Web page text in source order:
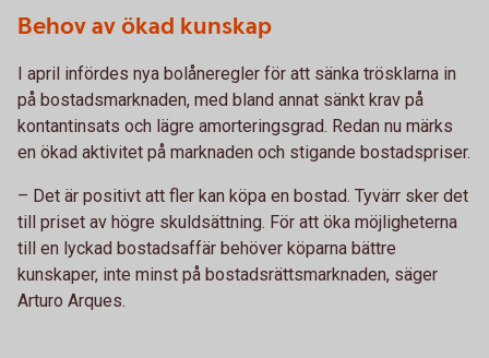
Behov av ökad kunskap
I april infördes nya bolåneregler för att sänka trösklarna in
på bostadsmarknaden, med bland annat sänkt krav på
kontantinsats och lägre amorteringsgrad. Redan nu märks
en ökad aktivitet på marknaden och stigande bostadspriser.
– Det är positivt att fler kan köpa en bostad. Tyvärr sker det
till priset av högre skuldsättning. För att öka möjligheterna
till en lyckad bostadsaffär behöver köparna bättre
kunskaper, inte minst på bostadsrättsmarknaden, säger
Arturo Arques.